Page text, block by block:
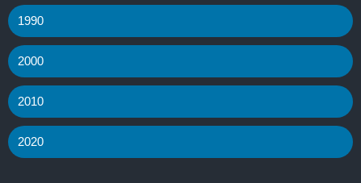
1990
2000
2010
2020